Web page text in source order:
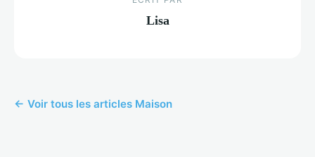
Lisa
← Voir tous les articles Maison